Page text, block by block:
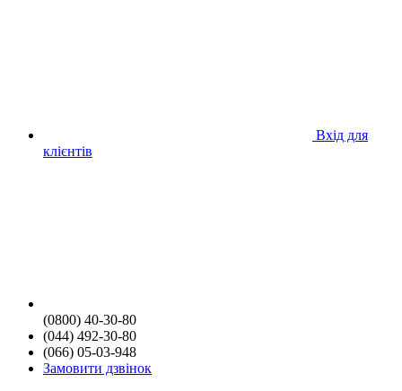
Вхід для
клієнтів
(0800) 40-30-80
(044) 492-30-80
(066) 05-03-948
Замовити дзвінок